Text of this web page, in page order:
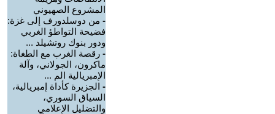
المشروع الصهيوني
- من دوسلدورف إلى غزة:
فضيحة التواطؤ الغربي
ودور بنوك روتشيلد ...
- رقصة الغرب مع الطغاة:
ماكرون، الجولاني، وآلة
الإمبريالية الم ...
- الجزيرة كأداة إمبريالية،
السياق السوري،
والتضليل الإعلامي